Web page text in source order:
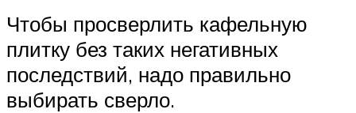
Чтобы просверлить кафельную
плитку без таких негативных
последствий, надо правильно
выбирать сверло.